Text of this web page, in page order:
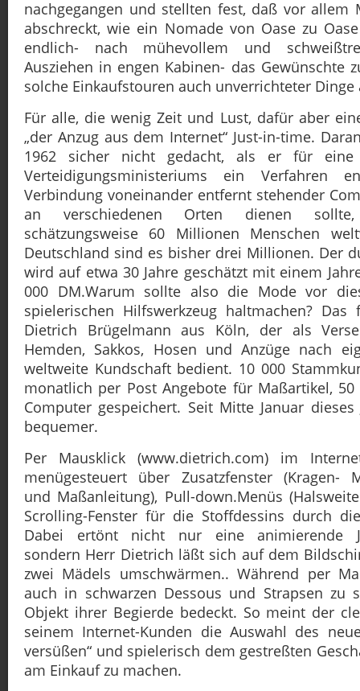
nachgegangen und stellten fest, daß vor allem
abschreckt, wie ein Nomade von Oase zu
endlich- nach mühevollem und
Ausziehen in engen Kabinen- das Gewünschte
solche Einkaufstouren auch unverrichteter Dinge
Für alle, die wenig Zeit und Lust, dafür aber
„der Anzug aus dem Internet“ Just-in-time.
1962 sicher nicht gedacht, als er für eine
Verteidigungsministeriums ein Verfahren
Verbindung voneinander entfernt stehender
an verschiedenen Orten dienen
schätzungsweise 60 Millionen Menschen
Deutschland sind es bisher drei Millionen. Der
wird auf etwa 30 Jahre geschätzt mit einem
000 DM.Warum sollte also die Mode vor
spielerischen Hilfswerkzeug haltmachen?
Dietrich Brügelmann aus Köln, der als
Hemden, Sakkos, Hosen und Anzüge nach
weltweite Kundschaft bedient. 10 000
monatlich per Post Angebote für Maßartikel,
Computer gespeichert. Seit Mitte Januar
bequemer.
Per Mausklick (www.dietrich.com) im
menügesteuert über Zusatzfenster (Kragen-
und Maßanleitung), Pull-down.Menüs
Scrolling-Fenster für die Stoffdessins durch
Dabei ertönt nicht nur eine animierende
sondern Herr Dietrich läßt sich auf dem
zwei Mädels umschwärmen.. Während per
auch in schwarzen Dessous und Strapsen zu
Objekt ihrer Begierde bedeckt. So meint der
seinem Internet-Kunden die Auswahl des
versüßen“ und spielerisch dem gestreßten
am Einkauf zu machen.